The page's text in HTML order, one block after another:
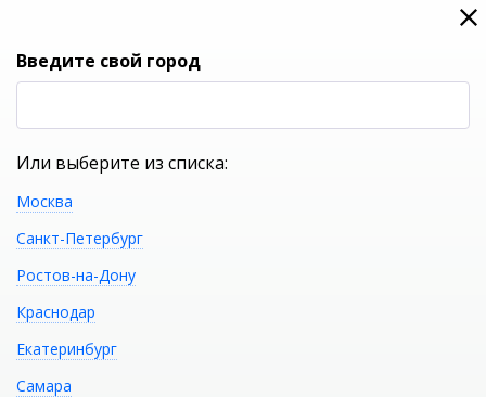
0
Введите свой город
Или выберите из списка:
Москва
Санкт-Петербург
Ростов-на-Дону
Краснодар
Екатеринбург
Самара